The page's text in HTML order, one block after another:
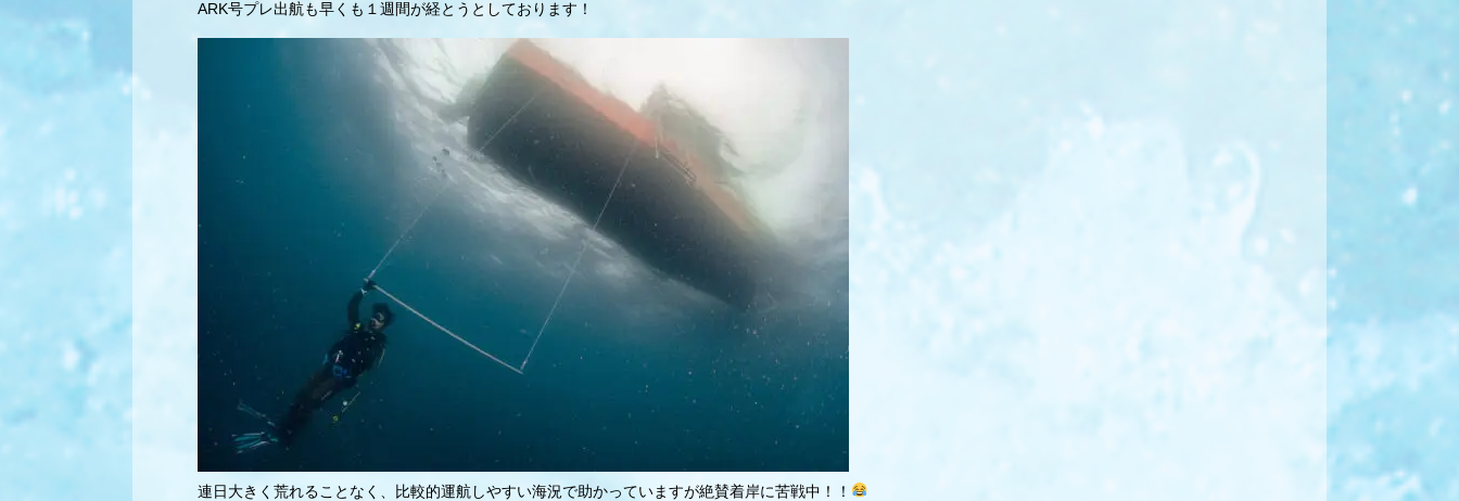
ARK号プレ出航も早くも１週間が経とうとしております！
連日大きく荒れることなく、比較的運航しやすい海況で助かっていますが絶賛着岸に苦戦中！！